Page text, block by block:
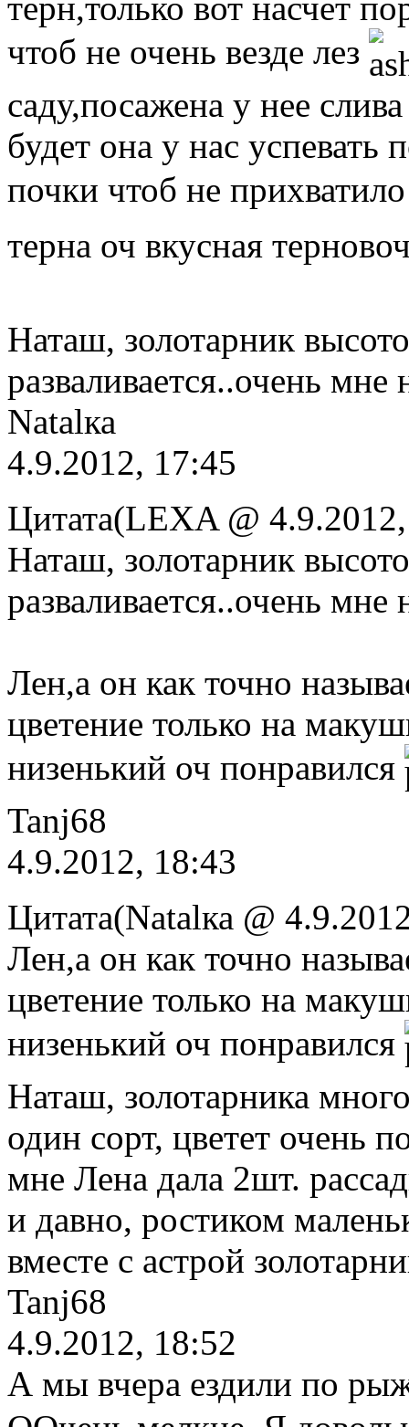
чтоб не очень везде лез
саду,посажена у нее
будет она у нас успевать
почки чтоб не
терна оч вкусная
Наташ, золотарник
разваливается..очень мне
Natalка
4.9.2012, 17:45
Цитата(LEXA @
Наташ, золотарник
разваливается..очень мне
Лен,а он как точно
цветение только на
низенький оч понравился
Tanj68
4.9.2012, 18:43
Цитата(Natalка @
Лен,а он как точно
цветение только на
низенький оч понравился
Наташ, золотарника
один сорт, цветет очень
мне Лена дала 2шт.
и давно, ростиком
вместе с астрой
Tanj68
4.9.2012, 18:52
А мы вчера ездили по